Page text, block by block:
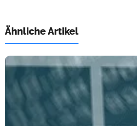
Ähnliche Artikel